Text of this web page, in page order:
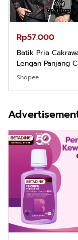
Rp57.000
Batik Pria
Lengan Panjang
Kemeja Batik Pria
Santai Slimfit
Shopee